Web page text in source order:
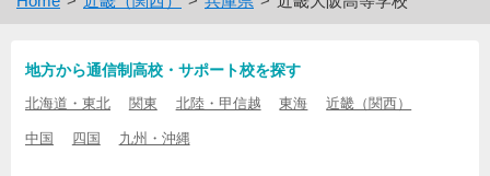
地方から通信制高校・サポート校を探す
北海道・東北 関東 北陸・甲信越 東海 近畿（関西）
中国 四国 九州・沖縄